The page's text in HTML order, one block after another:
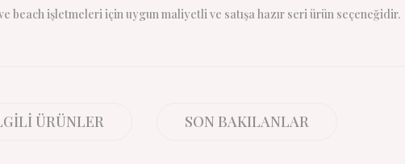
beach işletmeleri için uygun maliyetli ve satışa hazır seri ürün seçeneğidir.
ÜRÜNLER SON BAKILANLAR